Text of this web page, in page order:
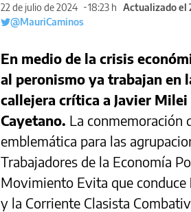
22 de julio de 2024
18:23 h Actualizado el
@MauriCaminos
En medio de la crisis
al peronismo ya trabajan en
callejera crítica a Javier Milei
Cayetano. La conmemoración
emblemática para las
Trabajadores de la Economía
Movimiento Evita que conduce
y la Corriente Clasista